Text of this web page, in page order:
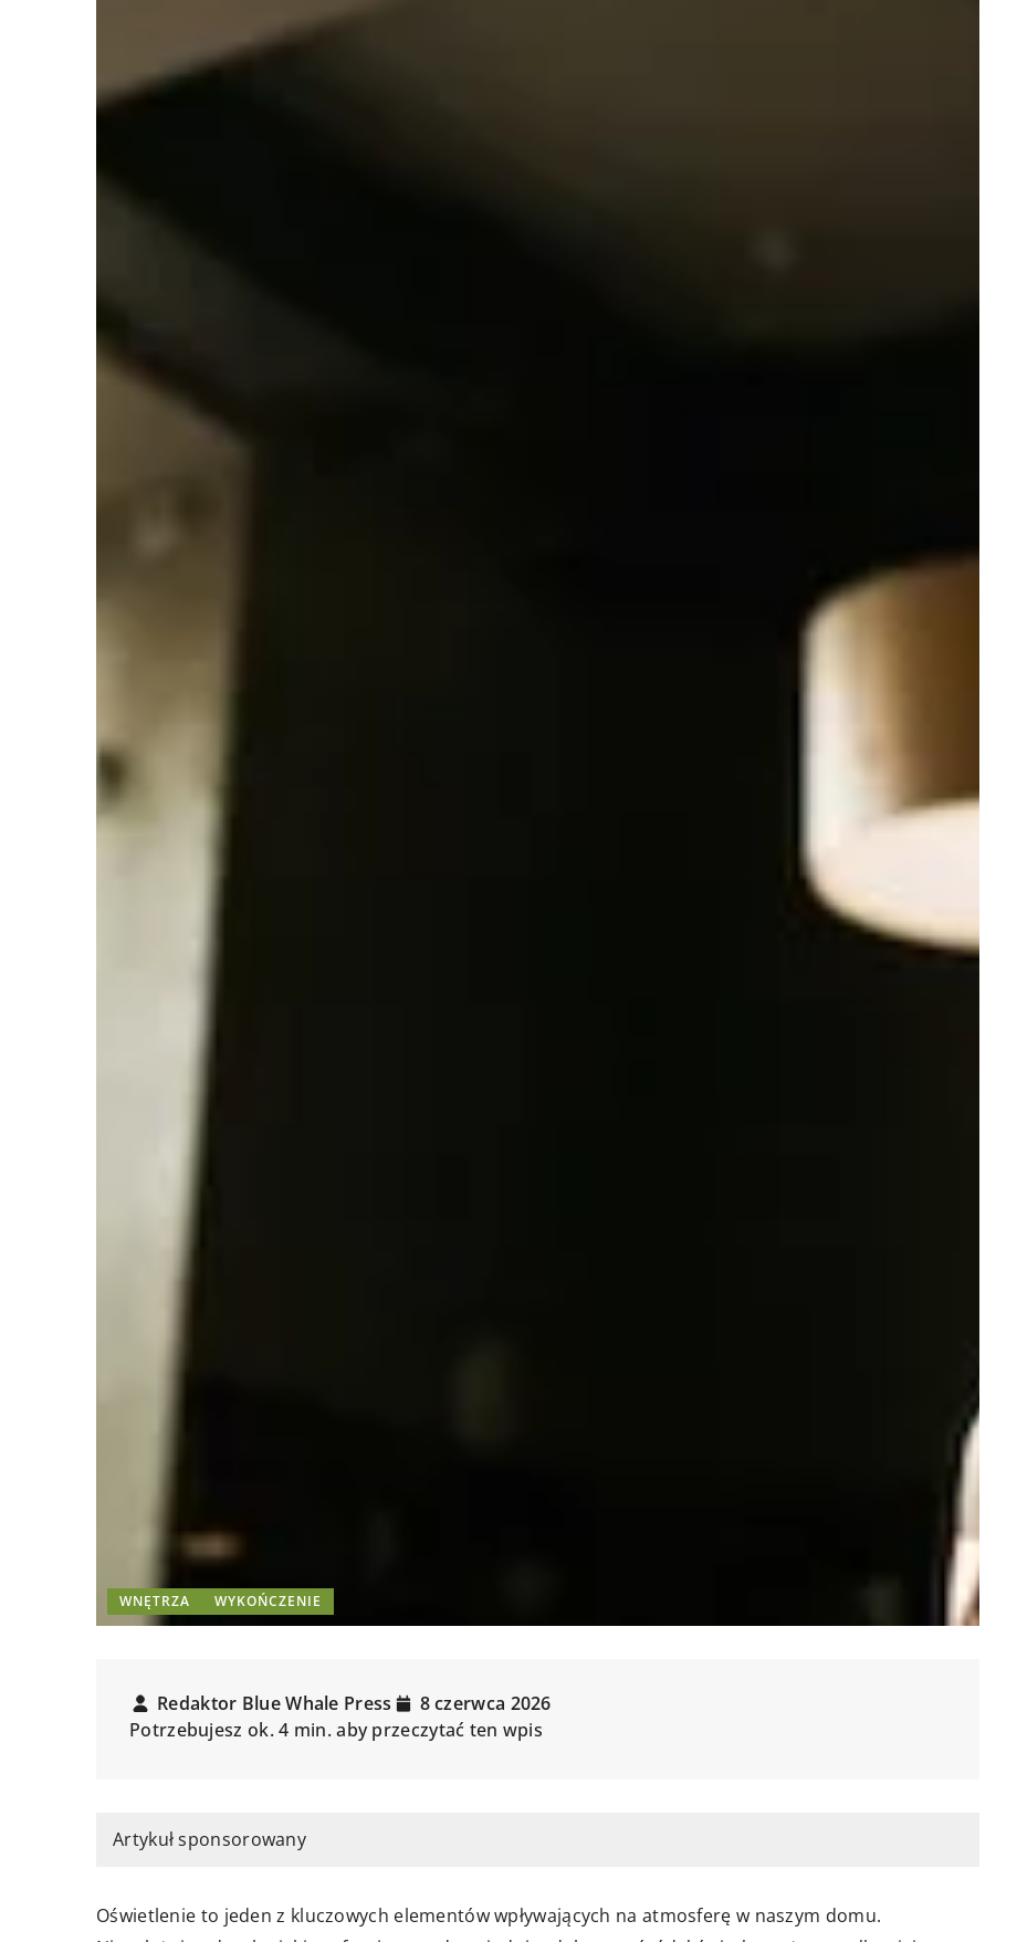
WNĘTRZA WYKOŃCZENIE
Redaktor Blue Whale Press
8 czerwca 2026
Potrzebujesz ok. 4 min. aby przeczytać ten wpis
Artykuł sponsorowany
Oświetlenie to jeden z kluczowych elementów wpływających na atmosferę w naszym domu.